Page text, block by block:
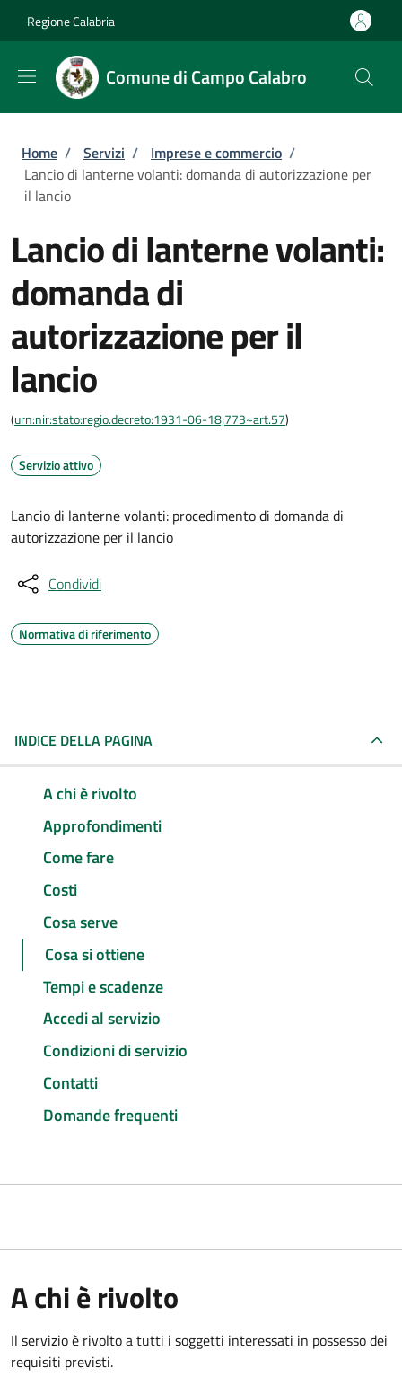
Regione Calabria
Comune di Campo Calabro
Briciole di pane
Home / Servizi / Imprese e commercio /
Lancio di lanterne volanti: domanda di autorizzazione per
il lancio
Lancio di lanterne volanti:
domanda di
autorizzazione per il
lancio
(urn:nir:stato:regio.decreto:1931-06-18;773~art.57)
Servizio attivo
Lancio di lanterne volanti: procedimento di domanda di
autorizzazione per il lancio
Condividi
Normativa di riferimento
INDICE DELLA PAGINA
A chi è rivolto
Approfondimenti
Come fare
Costi
Cosa serve
Cosa si ottiene
Tempi e scadenze
Accedi al servizio
Condizioni di servizio
Contatti
Domande frequenti
A chi è rivolto
Il servizio è rivolto a tutti i soggetti interessati in possesso dei
requisiti previsti.